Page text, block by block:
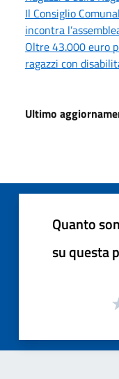
Il Consiglio
incontra
Oltre 43.000 euro
ragazzi con
Ultimo
Quanto
su questa